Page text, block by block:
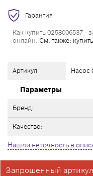
Артикул Насос
Параметры
Бренд:
Качество:
Нашли неточность в
Гарантия
Как купить 0258006537 -
онлайн. См. также:
Запрошенный